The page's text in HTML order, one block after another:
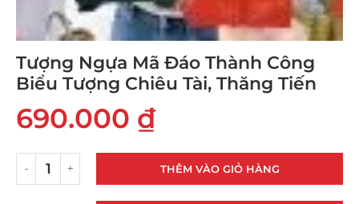
Tượng Ngựa Mã Đáo Thành Công
Biểu Tượng Chiêu Tài, Thăng Tiến
690.000 ₫
THÊM VÀO GIỎ HÀNG